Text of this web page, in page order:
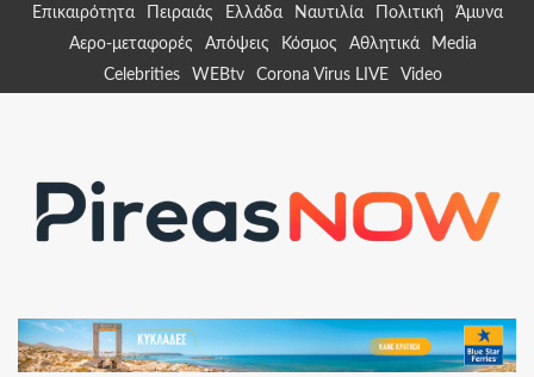
Επικαιρότητα Πειραιάς Ελλάδα Ναυτιλία Πολιτική
Άμυνα
Αερο-μεταφορές
Απόψεις Κόσμος Αθλητικά
Media
Celebrities
WEBtv Corona Virus LIVE Video